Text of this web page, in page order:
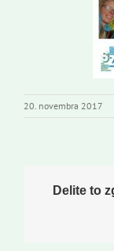
20. novembra 2017
Delite to